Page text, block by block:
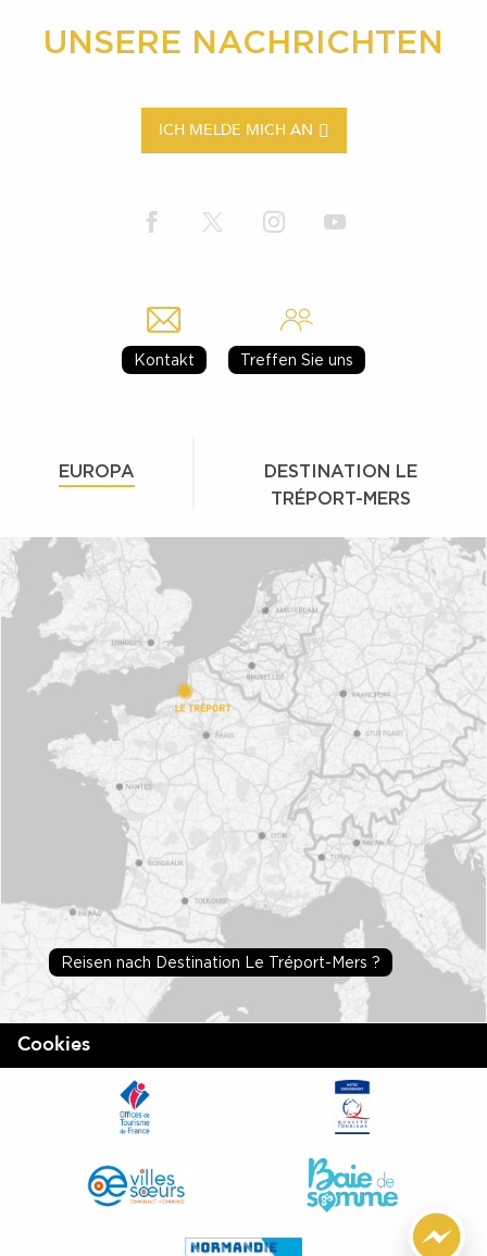
UNSERE NACHRICHTEN
ICH MELDE MICH AN
Kontakt Treffen Sie uns
EUROPA
DESTINATION LE
TRÉPORT-MERS
Reisen nach Destination Le Tréport-Mers ?
Cookies